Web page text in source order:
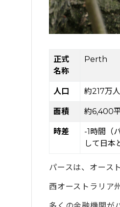
6.2自然豊
6.3都市部の
8
パース留学に
8.2Milner
8.3ILSC
9
パース留学
9.1日本式レ
配達員
正式
名称
Perth
人口 約217万
面積 約6,400
時差
-1時間（
して日本
パースは、オース
西オーストラリア